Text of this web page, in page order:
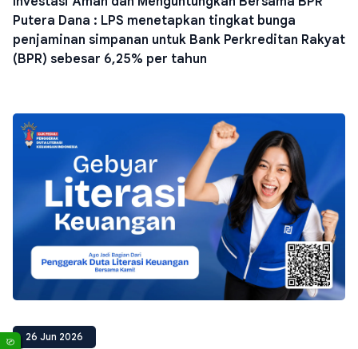
Putera Dana : LPS menetapkan tingkat bunga
penjaminan simpanan untuk Bank Perkreditan Rakyat
(BPR) sebesar 6,25% per tahun
26 Jun 2026